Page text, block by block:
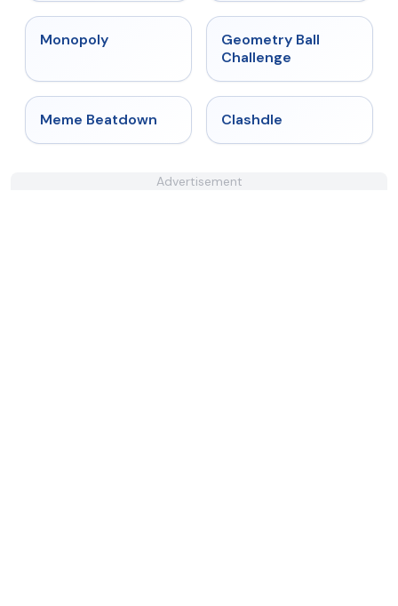
Monopoly
Geometry Ball
Challenge
★ 4.4
Meme Beatdown Clashdle
Advertisement